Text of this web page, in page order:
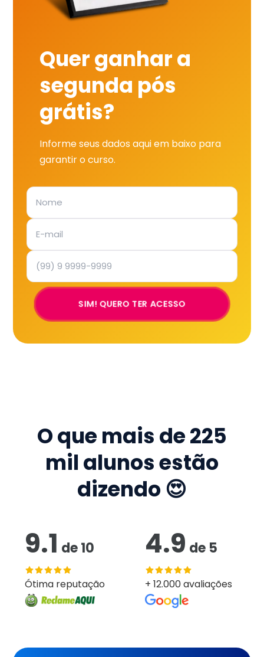
Quer ganhar a
segunda pós
grátis?
Informe seus dados aqui em baixo para
garantir o curso.
SIM! QUERO TER ACESSO
O que mais de225
mil alunos estão
dizendo 😍
9.1 de10
Ótima reputação
4.9 de 5
+ 12.000 avaliações